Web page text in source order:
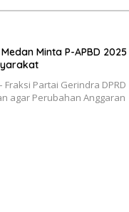
Minta P-APBD 2025
Fraksi Partai Gerindra DPRD
agar Perubahan Anggaran